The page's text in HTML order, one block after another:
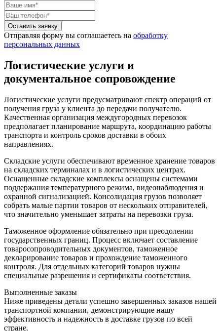
Оставить заявку
Отправляя форму вы соглашаетесь на обработку
персональных данных
Логистические услуги и
документальное сопровождение
Логистические услуги предусматривают спектр операций от
получения груза у клиента до передачи получателю.
Качественная организация междугородных перевозок
предполагает планирование маршрута, координацию работы
транспорта и контроль сроков доставки в обоих
направлениях.
Складские услуги обеспечивают временное хранение товаров
на складских терминалах и в логистических центрах.
Оснащенные складские комплексы оснащены системами
поддержания температурного режима, видеонаблюдения и
охранной сигнализацией. Консолидация грузов позволяет
собрать малые партии товаров от нескольких отправителей,
что значительно уменьшает затраты на перевозки груза.
Таможенное оформление обязательно при преодолении
государственных границ. Процесс включает составление
товаросопроводительных документов, таможенное
декларирование товаров и прохождение таможенного
контроля. Для отдельных категорий товаров нужны
специальные разрешения и сертификаты соответствия.
Выполненные заказы
Ниже приведены детали успешно завершенных заказов нашей
транспортной компании, демонстрирующие нашу
эффективность и надежность в доставке грузов по всей
стране.